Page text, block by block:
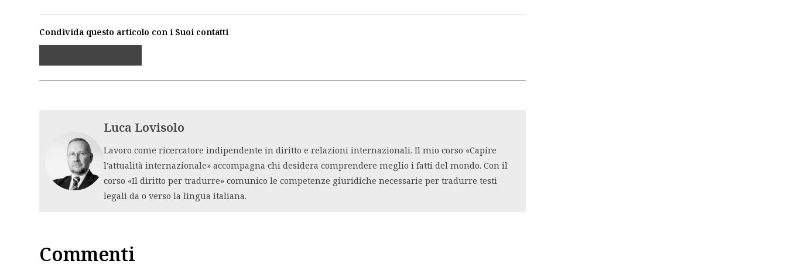
Condivida questo articolo con i Suoi contatti
Luca Lovisolo
Lavoro come ricercatore indipendente in diritto e relazioni internazionali. Il mio corso «Capire
l'attualità internazionale» accompagna chi desidera comprendere meglio i fatti del mondo. Con il
corso «Il diritto per tradurre» comunico le competenze giuridiche necessarie per tradurre testi
legali da o verso la lingua italiana.
Commenti